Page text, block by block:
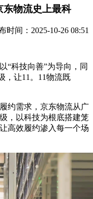
东物流史上最科
时间：2025-10-26 08:51
科技向善”为导向，同
，让11。11物流既
约需求，京东物流从广
，以科技为根底搭建笼
高效履约渗入每一个场